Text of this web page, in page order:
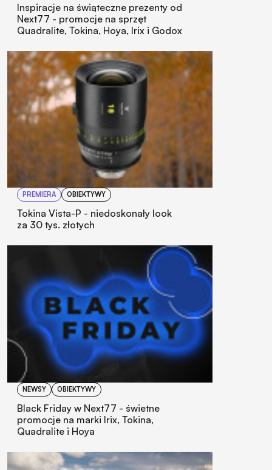
Inspiracje na świąteczne prezenty od
Next77 - promocje na sprzęt
Quadralite, Tokina, Hoya, Irix i Godox
PREMIERA OBIEKTYWY
Tokina Vista-P - niedoskonały look
za 30 tys. złotych
NEWSY OBIEKTYWY
Black Friday w Next77 - świetne
promocje na marki Irix, Tokina,
Quadralite i Hoya